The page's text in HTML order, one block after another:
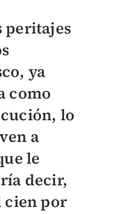
peritajes
ya
como
lo
a
le
decir,
cien por